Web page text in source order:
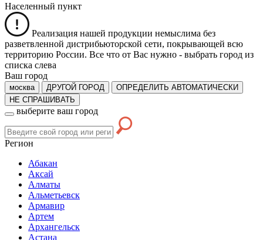
Населенный пункт
Реализация нашей продукции немыслима без
разветвленной дистрибьюторской сети, покрывающей всю
территорию России. Все что от Вас нужно - выбрать город из
списка слева
Ваш город
москва ДРУГОЙ ГОРОД
ОПРЕДЕЛИТЬ АВТОМАТИЧЕСКИ
НЕ СПРАШИВАТЬ
выберите ваш город
Регион
Абакан
Аксай
Алматы
Альметьевск
Армавир
Артем
Архангельск
Астана